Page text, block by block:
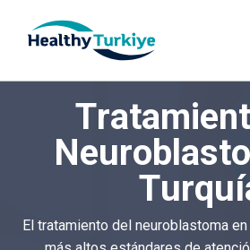
p
El tratamiento del neuroblastoma